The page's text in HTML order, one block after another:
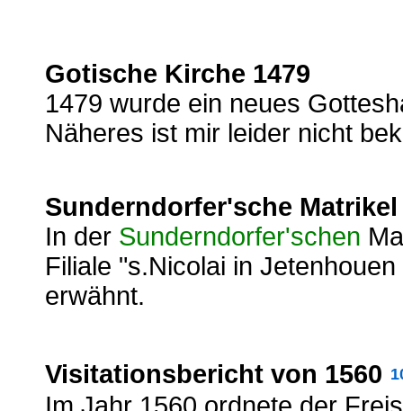
Gotische Kirche 1479
1479 wurde ein neues
Näheres ist mir leider nicht
Sunderndorfer'sche Matrikel
In der Sunderndorfer'schen
Filiale "s.Nicolai in
erwähnt.
Visitationsbericht von 1560